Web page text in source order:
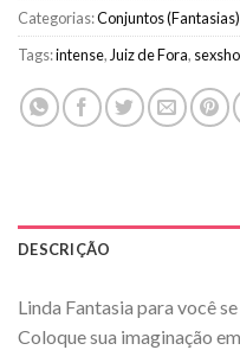
Categorias:Conjuntos (Fantasias)
Tags:intense,Juiz de Fora,
DESCRIÇÃO
Linda Fantasia para você
Coloque sua imaginação